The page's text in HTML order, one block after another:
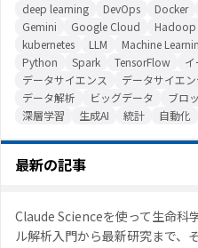
deep learning
DevOps Docker
Gemini
Google Cloud Hadoop
kubernetes
LLM Machine
Python
Spark TensorFlow
データサイエンス
データサイエ
データ解析
ビッグデータ ブロ
深層学習
生成AI 統計 自動化
最新の記事
Claude Scienceを使って生命科
ル解析入門から最新研究まで、